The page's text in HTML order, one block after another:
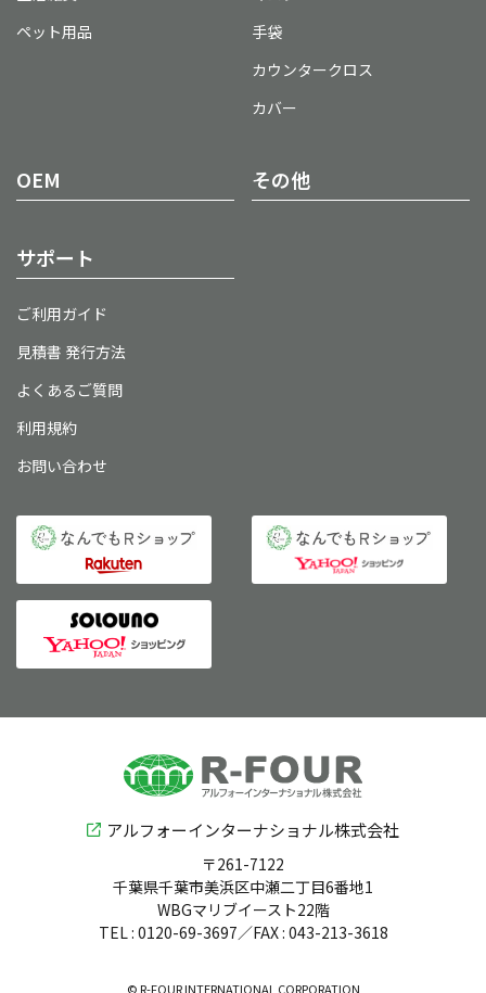
ペット用品
手袋
カウンタークロス
カバー
OEM その他
サポート
ご利用ガイド
見積書 発行方法
よくあるご質問
利用規約
お問い合わせ
アルフォーインターナショナル株式会社
〒261-7122
千葉県千葉市美浜区中瀬二丁目6番地1
WBGマリブイースト22階
TEL : 0120-69-3697／FAX : 043-213-3618
© R-FOUR INTERNATIONAL CORPORATION